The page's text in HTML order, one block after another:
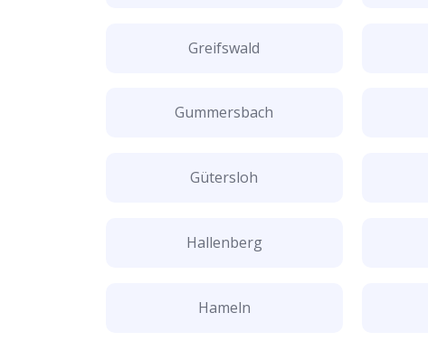
Greifswald
Gummersbach
Gütersloh
Hallenberg
Hameln